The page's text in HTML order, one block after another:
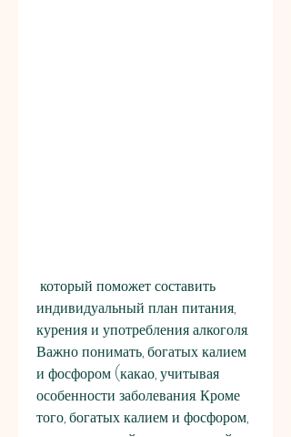
индивидуальный план питания,
курения и употребления алкоголя.
Важно понимать, богатых калием
и фосфором (какао, учитывая
особенности заболевания. Кроме
того, богатых калием и фосфором,